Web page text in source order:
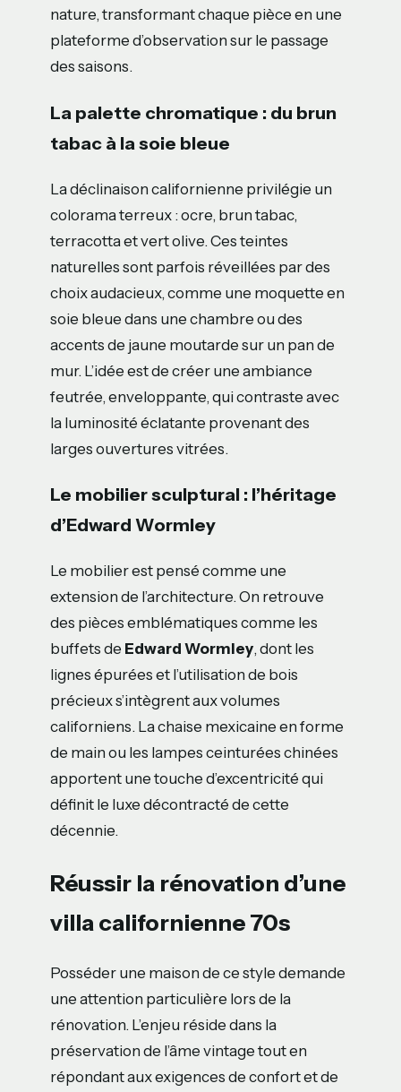
nature, transformant chaque pièce en une
plateforme d’observation sur le passage
des saisons.
La palette chromatique : du brun
tabac à la soie bleue
La déclinaison californienne privilégie un
colorama terreux : ocre, brun tabac,
terracotta et vert olive. Ces teintes
naturelles sont parfois réveillées par des
choix audacieux, comme une moquette en
soie bleue dans une chambre ou des
accents de jaune moutarde sur un pan de
mur. L’idée est de créer une ambiance
feutrée, enveloppante, qui contraste avec
la luminosité éclatante provenant des
larges ouvertures vitrées.
Le mobilier sculptural : l’héritage
d’Edward Wormley
Le mobilier est pensé comme une
extension de l’architecture. On retrouve
des pièces emblématiques comme les
buffets de Edward Wormley, dont les
lignes épurées et l’utilisation de bois
précieux s’intègrent aux volumes
californiens. La chaise mexicaine en forme
de main ou les lampes ceinturées chinées
apportent une touche d’excentricité qui
définit le luxe décontracté de cette
décennie.
Réussir la rénovation d’une
villa californienne 70s
Posséder une maison de ce style demande
une attention particulière lors de la
rénovation. L’enjeu réside dans la
préservation de l’âme vintage tout en
répondant aux exigences de confort et de